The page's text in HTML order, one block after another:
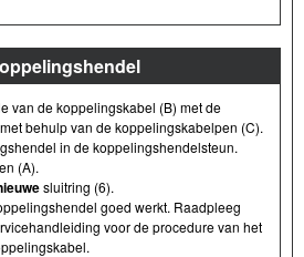
van de koppelingskabel (B) met de
behulp van de koppelingskabelpen (C).
in de koppelingshendelsteun.
(A).
sluitring (6).
goed werkt. Raadpleeg
voor de procedure van het